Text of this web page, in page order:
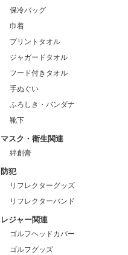
保冷バッグ
巾着
プリントタオル
ジャガードタオル
フード付きタオル
手ぬぐい
ふろしき・バンダナ
靴下
マスク・衛生関連
絆創膏
防犯
リフレクターグッズ
リフレクターバンド
レジャー関連
ゴルフヘッドカバー
ゴルフグッズ